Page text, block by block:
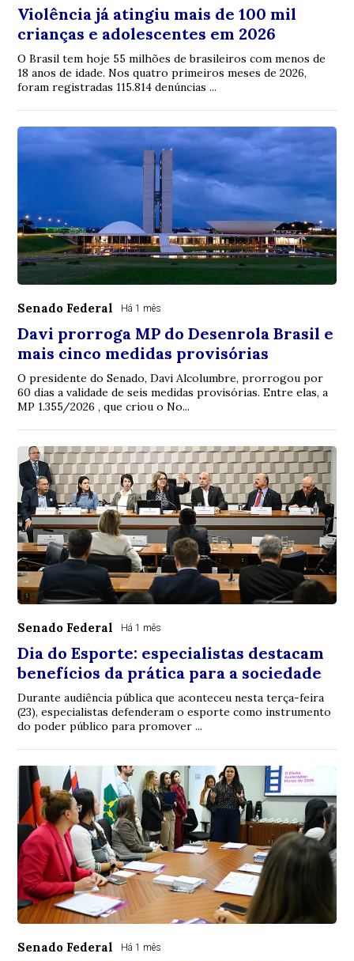
Violência já atingiu mais de 100 mil
crianças e adolescentes em 2026
O Brasil tem hoje 55 milhões de brasileiros com menos de
18 anos de idade. Nos quatro primeiros meses de 2026,
foram registradas 115.814 denúncias ...
Senado Federal Há 1 mês
Davi prorroga MP do Desenrola Brasil e
mais cinco medidas provisórias
O presidente do Senado, Davi Alcolumbre, prorrogou por
60 dias a validade de seis medidas provisórias. Entre elas, a
MP 1.355/2026 , que criou o No...
Senado Federal Há 1 mês
Dia do Esporte: especialistas destacam
benefícios da prática para a sociedade
Durante audiência pública que aconteceu nesta terça-feira
(23), especialistas defenderam o esporte como instrumento
do poder público para promover ...
Senado Federal Há 1 mês